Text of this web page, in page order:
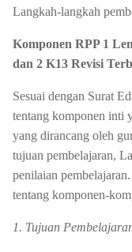
Langkah-langkah
Komponen RPP 1
dan 2 K13 Revisi
Sesuai dengan Surat
tentang komponen inti
yang dirancang oleh
tujuan pembelajaran,
penilaian
tentang komponen-
1. Tujuan